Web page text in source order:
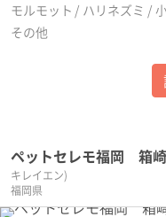
モルモット
ハリネズミ
その他
ペットセレモ福岡 箱
キレイエン)
福岡県